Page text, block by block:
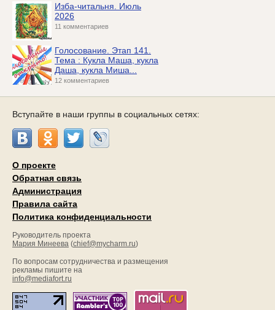
Изба-читальня. Июль
2026
11 комментариев
Голосование. Этап 141.
Тема : Кукла Маша, кукла
Даша, кукла Миша...
12 комментариев
Вступайте в наши группы в социальных сетях:
О проекте
Обратная связь
Администрация
Правила сайта
Политика конфиденциальности
Руководитель проекта
Мария Минеева (chief@mycharm.ru)
По вопросам сотрудничества и размещения
рекламы пишите на
info@mediafort.ru